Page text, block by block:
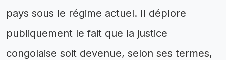
pays sous le régime actuel. Il déplore
publiquement le fait que la justice
congolaise soit devenue, selon ses termes,